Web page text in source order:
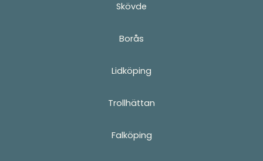
Skövde
Borås
Lidköping
Trollhättan
Falköping